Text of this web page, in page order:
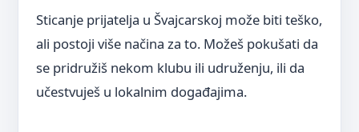
Sticanje prijatelja u Švajcarskoj može biti teško,
ali postoji više načina za to. Možeš pokušati da
se pridružiš nekom klubu ili udruženju, ili da
učestvuješ u lokalnim događajima.